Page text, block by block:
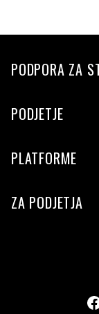
PODPORA ZA
PODJETJE
PLATFORME
ZA PODJETJA